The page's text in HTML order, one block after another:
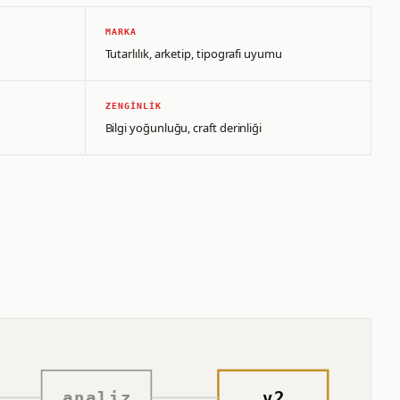
MARKA
Tutarlılık, arketip, tipografi uyumu
ZENGINLIK
Bilgi yoğunluğu, craft derinliği